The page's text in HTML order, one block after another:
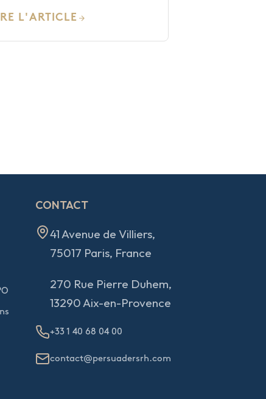
L'ARTICLE
CONTACT
41 Avenue de Villiers,
75017 Paris, France
270 Rue Pierre Duhem,
13290 Aix-en-Provence
+33 1 40 68 04 00
contact@persuadersrh.com